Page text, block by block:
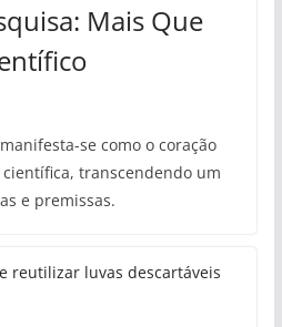
Mais Que
se como o coração
transcendendo um
e premissas.
reutilizar luvas descartáveis